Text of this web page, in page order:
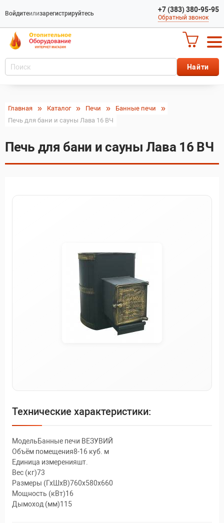
Войдитеилизарегистрируйтесь +7 (383) 380-95-95
Обратный звонок
Главная Каталог Печи
Банные печи
Печь для бани и сауны Лава 16 ВЧ
Печь для бани и сауны Лава 16 ВЧ
Технические характеристики:
МодельБанные печи ВЕЗУВИЙ
Объём помещения8-16 куб. м
Единица измеренияшт.
Вес (кг)73
Размеры (ГхШхВ)760х580х660
Мощность (кВт)16
Дымоход (мм)115